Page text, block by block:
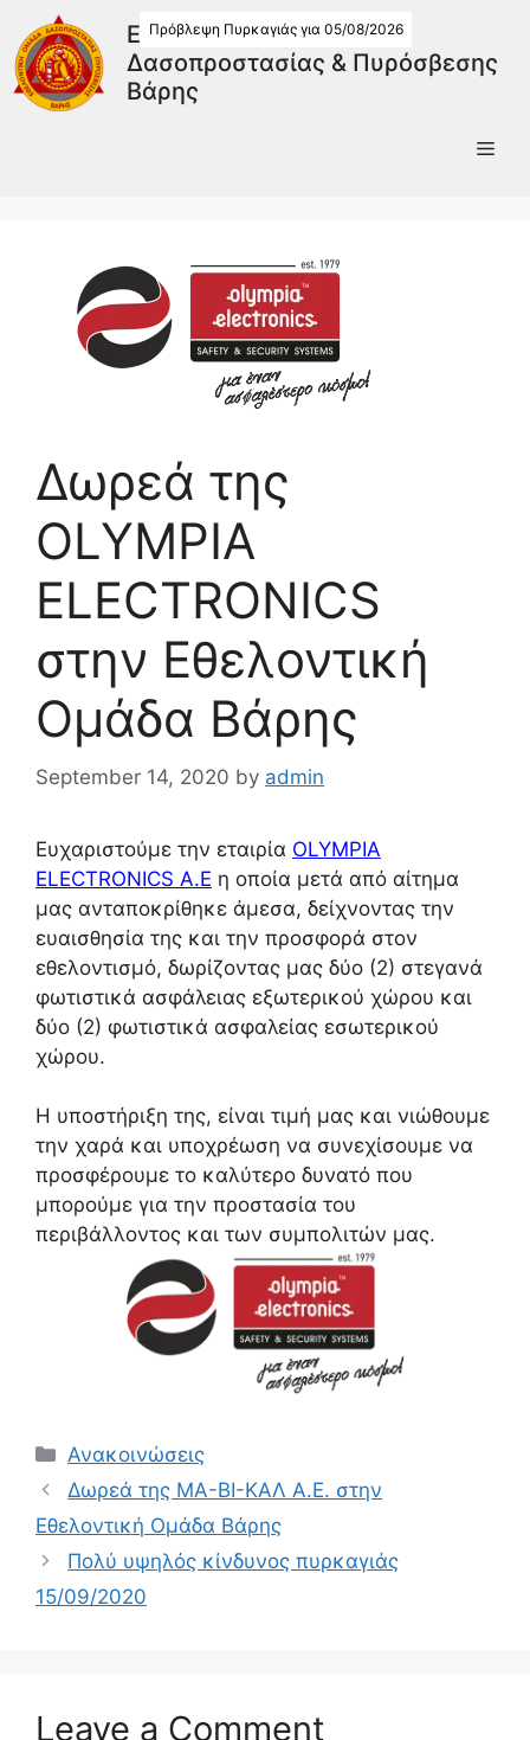
Εθελοντική Ομάδα
Δασοπροστασίας & Πυρόσβεσης
Βάρης
Πρόβλεψη Πυρκαγιάς για 05/08/2026
Δωρεά της
OLYMPIA
ELECTRONICS
στην Εθελοντική
Ομάδα Βάρης
September 14, 2020 by admin
Ευχαριστούμε την εταιρία OLYMPIA
ELECTRONICS A.E η οποία μετά από αίτημα
μας ανταποκρίθηκε άμεσα, δείχνοντας την
ευαισθησία της και την προσφορά στον
εθελοντισμό, δωρίζοντας μας δύο (2) στεγανά
φωτιστικά ασφάλειας εξωτερικού χώρου και
δύο (2) φωτιστικά ασφαλείας εσωτερικού
χώρου.
Η υποστήριξη της, είναι τιμή μας και νιώθουμε
την χαρά και υποχρέωση να συνεχίσουμε να
προσφέρουμε το καλύτερο δυνατό που
μπορούμε για την προστασία του
περιβάλλοντος και των συμπολιτών μας.
Ανακοινώσεις
Δωρεά της ΜΑ-ΒΙ-ΚΑΛ Α.Ε. στην
Εθελοντική Ομάδα Βάρης
Πολύ υψηλός κίνδυνος πυρκαγιάς
15/09/2020
Leave a Comment